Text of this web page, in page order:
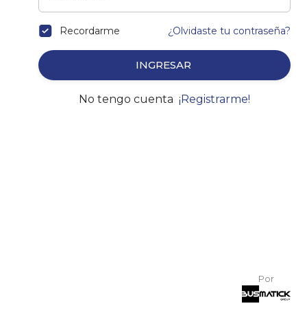
Recordarme ¿Olvidaste tu contraseña?
INGRESAR
No tengo cuenta ¡Registrarme!
Por